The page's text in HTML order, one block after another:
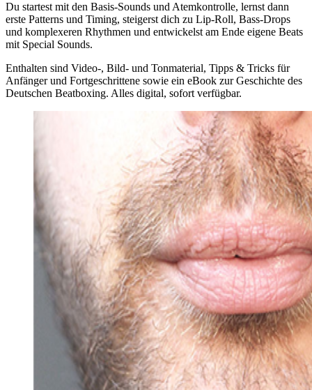
Du startest mit den Basis-Sounds und Atemkontrolle, lernst dann
erste Patterns und Timing, steigerst dich zu Lip-Roll, Bass-Drops
und komplexeren Rhythmen und entwickelst am Ende eigene Beats
mit Special Sounds.
Enthalten sind Video-, Bild- und Tonmaterial, Tipps & Tricks für
Anfänger und Fortgeschrittene sowie ein eBook zur Geschichte des
Deutschen Beatboxing. Alles digital, sofort verfügbar.